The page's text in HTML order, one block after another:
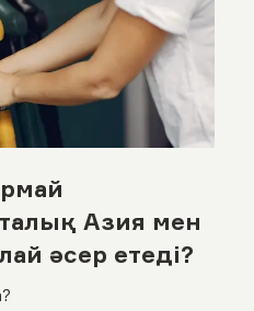
Азия мен
әсер етеді?